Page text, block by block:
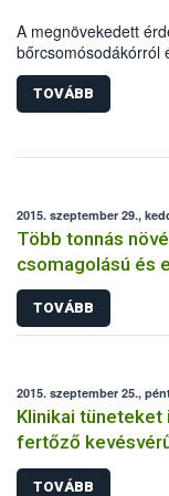
A megnövekedett
bőrcsomósodákórról
TOVÁBB
2015. szeptember 29.,
Több tonnás
csomagolású és
TOVÁBB
2015. szeptember 25.,
Klinikai
fertőző
TOVÁBB